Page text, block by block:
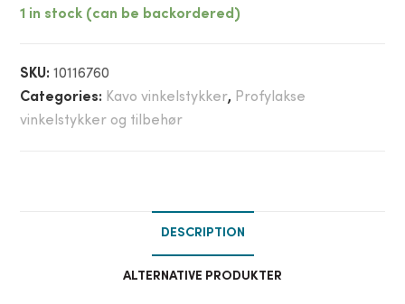
1 in stock (can be backordered)
SKU:10116760
Categories: Kavo vinkelstykker, Profylakse
vinkelstykker og tilbehør
DESCRIPTION
ALTERNATIVE PRODUKTER